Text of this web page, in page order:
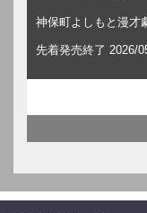
神保町よしもと漫才
先着発売終了 2026/